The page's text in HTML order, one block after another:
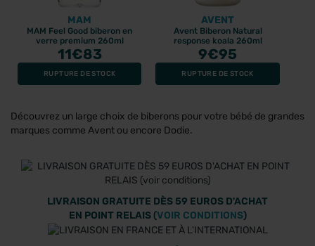
MAM
MAM Feel Good biberon en
verre premium 260ml
11€83
RUPTURE DE STOCK
AVENT
Avent Biberon Natural
response koala 260ml
9€95
RUPTURE DE STOCK
Découvrez un large choix de biberons pour votre bébé de grandes
marques comme Avent ou encore Dodie.
LIVRAISON GRATUITE DÈS 59 EUROS D'ACHAT
EN POINT RELAIS (VOIR CONDITIONS)